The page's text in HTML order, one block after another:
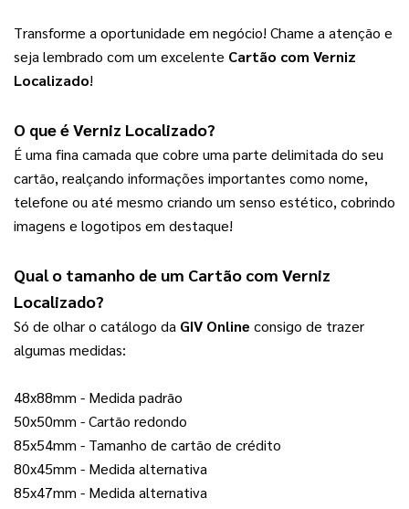
Transforme a oportunidade em negócio! Chame a atenção e
seja lembrado com um excelente Cartão com Verniz
Localizado!
O que é Verniz Localizado?
É uma fina camada que cobre uma parte delimitada do seu
cartão, realçando informações importantes como nome,
telefone ou até mesmo criando um senso estético, cobrindo
imagens e logotipos em destaque!
Qual o tamanho de um Cartão com Verniz
Localizado?
Só de olhar o catálogo da GIV Online consigo de trazer
algumas medidas:
48x88mm - Medida padrão
50x50mm - Cartão redondo
85x54mm - Tamanho de cartão de crédito
80x45mm - Medida alternativa
85x47mm - Medida alternativa